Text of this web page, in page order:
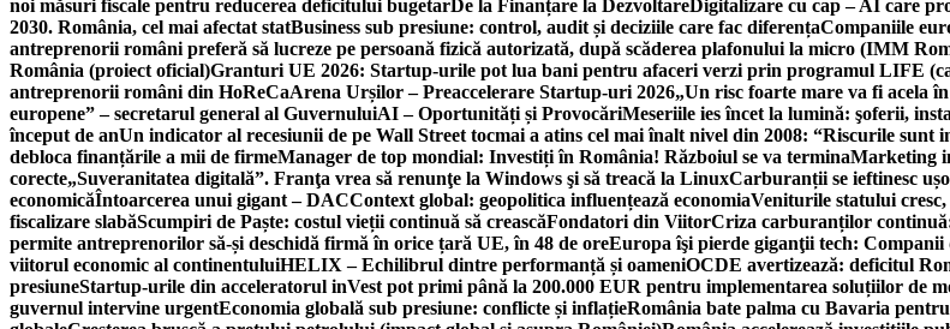
noi măsuri fiscale pentru reducerea deficitului bugetarDe la Finanțare la DezvoltareDigitalizare cu cap – AI care
2030. România, cel mai afectat statBusiness sub presiune: control, audit și deciziile care fac diferențaCompaniile
antreprenorii români preferă să lucreze pe persoană fizică autorizată, după scăderea plafonului la micro (IMM
România (proiect oficial)Granturi UE 2026: Startup-urile pot lua bani pentru afaceri verzi prin programul LIFE
antreprenorii români din HoReCaArena Urșilor – Preaccelerare Startup-uri 2026„Un risc foarte mare va fi acela
europene” – secretarul general al GuvernuluiAI – Oportunități și ProvocăriMeseriile ies încet la lumină: şoferii,
început de anUn indicator al recesiunii de pe Wall Street tocmai a atins cel mai înalt nivel din 2008: “Riscurile sunt
debloca finanțările a mii de firmeManager de top mondial: Investiți în România! Războiul se va terminaMarketing
corecte„Suveranitatea digitală”. Franţa vrea să renunţe la Windows şi să treacă la LinuxCarburanții se ieftinesc
economicăÎntoarcerea unui gigant – DACContext global: geopolitica influențează economiaVeniturile statului
fiscalizare slabăScumpiri de Paște: costul vieții continuă să creascăFondatori din ViitorCriza carburanților
permite antreprenorilor să-și deschidă firmă în orice țară UE, în 48 de oreEuropa îşi pierde giganţii tech: Companii
viitorul economic al continentuluiHELIX – Echilibrul dintre performanță și oameniOCDE avertizează: deficitul
presiuneStartup-urile din acceleratorul inVest pot primi până la 200.000 EUR pentru implementarea soluțiilor de
guvernul intervine urgentEconomia globală sub presiune: conflicte și inflațieRomânia bate palma cu Bavaria